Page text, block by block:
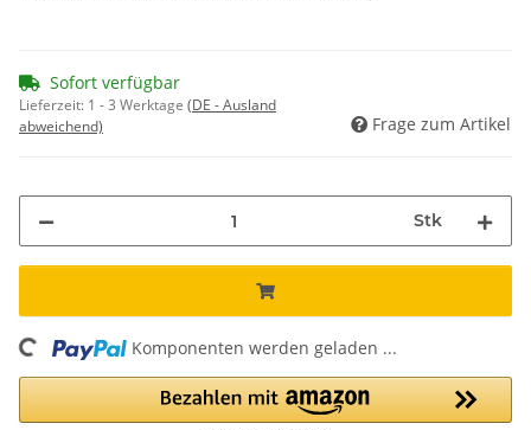
Sofort verfügbar
Lieferzeit: 1 - 3 Werktage (DE - Ausland
abweichend)
Frage zum Artikel
Stk
Komponenten werden geladen ...